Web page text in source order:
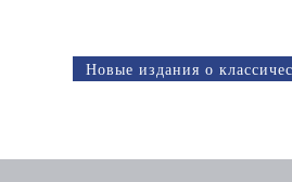
Новые издания о